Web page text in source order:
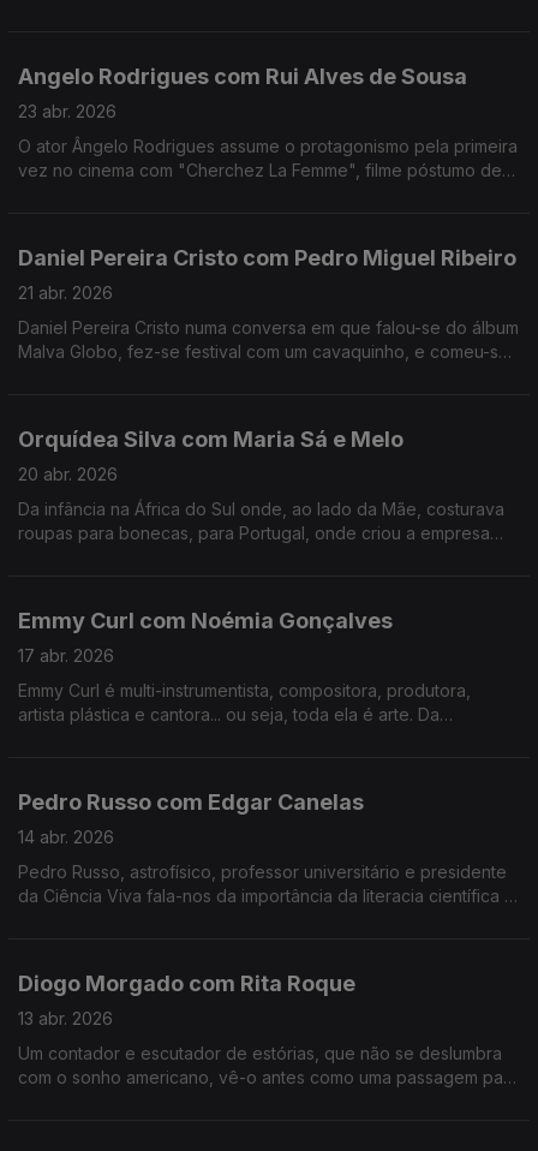
Angelo Rodrigues com Rui Alves de Sousa
23 abr. 2026
O ator Ângelo Rodrigues assume o protagonismo pela primeira
vez no cinema com "Cherchez La Femme", filme póstumo de
Daniel Pereira Cristo com Pedro Miguel Ribeiro
21 abr. 2026
Daniel Pereira Cristo numa conversa em que falou-se do álbum
Malva Globo, fez-se festival com um cavaquinho, e comeu-se
Orquídea Silva com Maria Sá e Melo
20 abr. 2026
Da infância na África do Sul onde, ao lado da Mãe, costurava
roupas para bonecas, para Portugal, onde criou a empresa
Emmy Curl com Noémia Gonçalves
17 abr. 2026
Emmy Curl é multi-instrumentista, compositora, produtora,
artista plástica e cantora... ou seja, toda ela é arte. Da
Pedro Russo com Edgar Canelas
14 abr. 2026
Pedro Russo, astrofísico, professor universitário e presidente
da Ciência Viva fala-nos da importância da literacia científica e
Diogo Morgado com Rita Roque
13 abr. 2026
Um contador e escutador de estórias, que não se deslumbra
com o sonho americano, vê-o antes como uma passagem para